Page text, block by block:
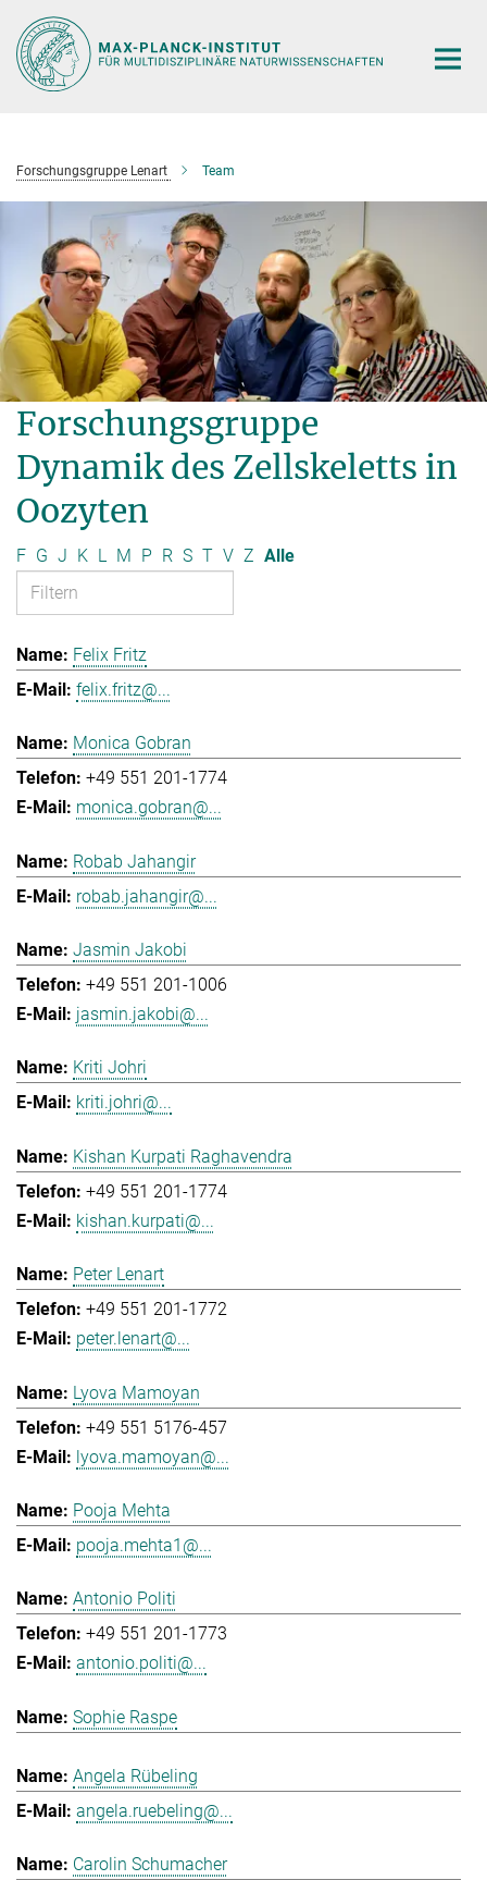
Hauptinhalt
Forschungsgruppe Lenart Team
Forschungsgruppe
Dynamik des Zellskeletts in
Oozyten
F G J K L M P R S T V Z Alle
Felix Fritz
felix.fritz@...
Monica Gobran
+49 551 201-1774
monica.gobran@...
Robab Jahangir
robab.jahangir@...
Jasmin Jakobi
+49 551 201-1006
jasmin.jakobi@...
Kriti Johri
kriti.johri@...
Kishan Kurpati Raghavendra
+49 551 201-1774
kishan.kurpati@...
Peter Lenart
+49 551 201-1772
peter.lenart@...
Lyova Mamoyan
+49 551 5176-457
lyova.mamoyan@...
Pooja Mehta
pooja.mehta1@...
Antonio Politi
+49 551 201-1773
antonio.politi@...
Sophie Raspe
Angela Rübeling
angela.ruebeling@...
Carolin Schumacher